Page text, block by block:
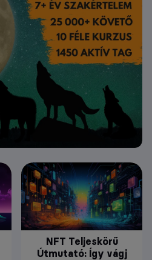
NFT Teljeskörű
Útmutató: Így vágj